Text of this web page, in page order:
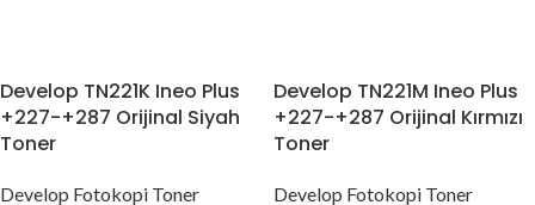
Develop TN221K Ineo Plus
+227-+287 Orijinal Siyah
Toner
Develop Fotokopi Toner
Develop TN221M Ineo Plus
+227-+287 Orijinal Kırmızı
Toner
Develop Fotokopi Toner